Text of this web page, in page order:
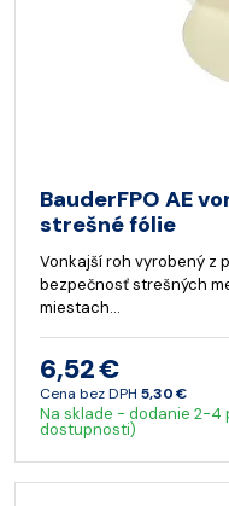
BauderFPO AE
strešné fólie
Vonkajší roh vyrobený z
bezpečnosť strešných
miestach…
6,52 €
Cena bez DPH 5,30 €
Na sklade - dodanie 2-4
dostupnosti)